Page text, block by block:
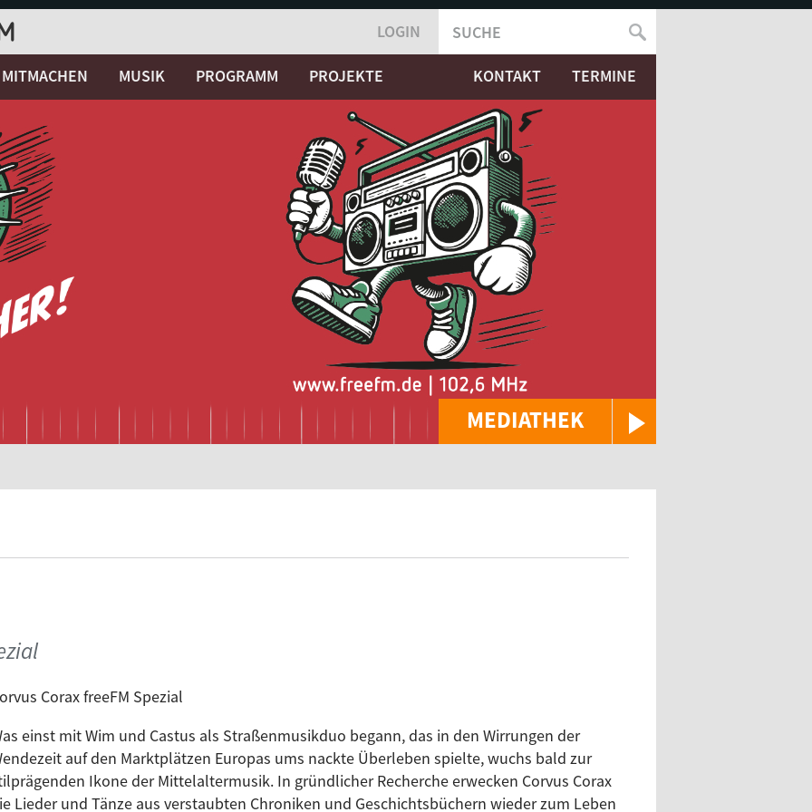
MEDIATHEK
LOGIN
SUCHFORMULAR
SUCHE
MITMACHEN MUSIK PROGRAMM PROJEKTE KONTAKT TERMINE
Corax freeFM Spezial
einst mit Wim und Castus als Straßenmusikduo begann, das in den Wirrungen der
auf den Marktplätzen Europas ums nackte Überleben spielte, wuchs bald zur
Ikone der Mittelaltermusik. In gründlicher Recherche erwecken Corvus Corax
Lieder und Tänze aus verstaubten Chroniken und Geschichtsbüchern wieder zum Leben